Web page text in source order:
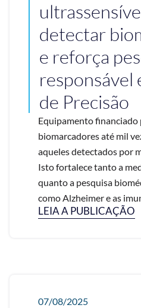
detectar
e reforça
responsável
de Precisão
Equipamento financiado
biomarcadores até mil
aqueles detectados por
Isto fortalece tanto a
quanto a pesquisa
como Alzheimer e as
LEIA A PUBLICAÇÃO
07/08/2025